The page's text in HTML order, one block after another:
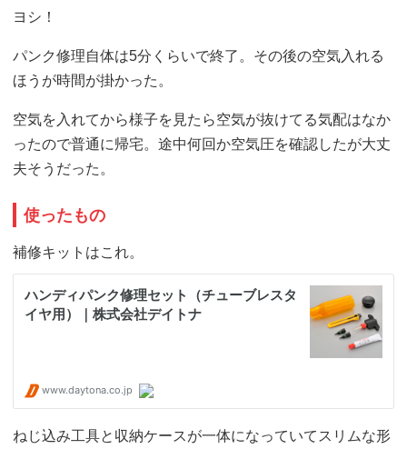
ヨシ！
パンク修理自体は5分くらいで終了。その後の空気入れる
ほうが時間が掛かった。
空気を入れてから様子を見たら空気が抜けてる気配はなか
ったので普通に帰宅。途中何回か空気圧を確認したが大丈
夫そうだった。
使ったもの
補修キットはこれ。
ねじ込み工具と収納ケースが一体になっていてスリムな形